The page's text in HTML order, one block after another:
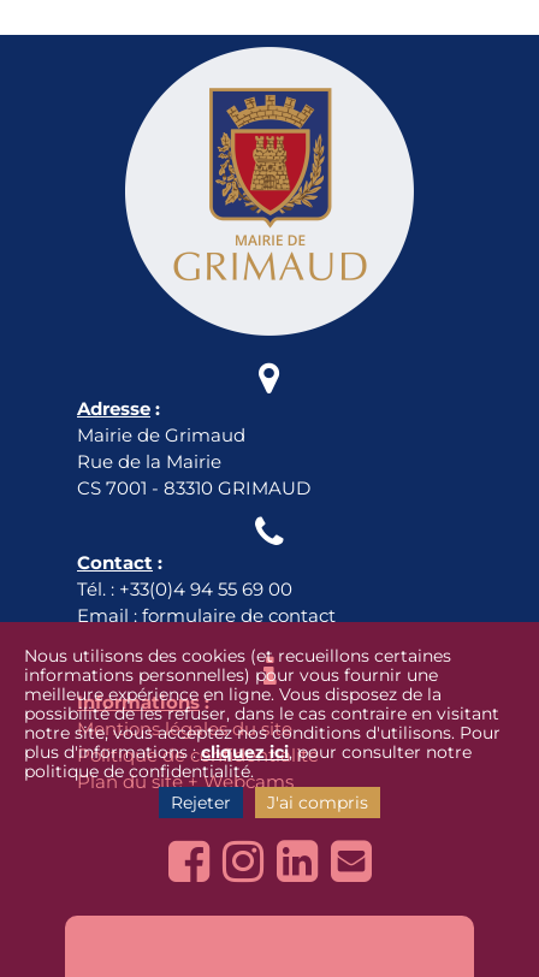

Adresse :
Mairie de Grimaud
Rue de la Mairie
CS 7001 - 83310 GRIMAUD

Contact :
Tél. : +33(0)4 94 55 69 00
Email : formulaire de contact

Informations:
Mentions légales du site
Politique de confidentialité
Plan du site+Webcams
   
Nous utilisons des cookies (et recueillons certaines
informations personnelles) pour vous fournir une
meilleure expérience en ligne. Vous disposez de la
possibilité de les refuser, dans le cas contraire en visitant
notre site, vous acceptez nos conditions d'utilisons. Pour
plus d'informations :cliquez ici, pour consulter notre
politique de confidentialité.
Rejeter
J'ai compris